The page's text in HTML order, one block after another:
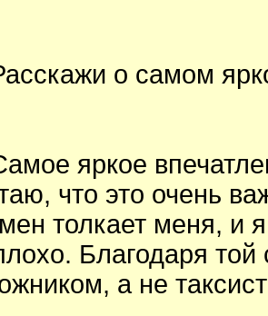
о самом
яркое
что это очень
толкает меня, и
Благодаря той
а не